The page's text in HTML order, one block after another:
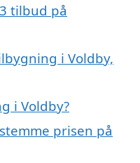
tilbud på
i Voldby,
i Voldby?
prisen på